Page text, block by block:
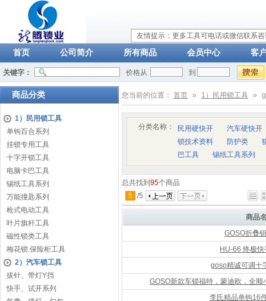
友情提示：更多工具可电话或微信联系
首页 公司简介 所有商品 会员中心 客
关键字： 价格从 到
商品分类
1）民用锁工具
单钩百合系列
挂锁专用工具
十字开锁工具
电脑卡巴工具
锡纸工具系列
万能撞匙系列
枪式电动工具
叶片旗杆工具
磁性锁类工具
梅花锁.保险柜工具
2）汽车锁工具
拔针、带灯Y挡
快手、试开系列
您当前的位置： 首页 » 1）民用锁工具 »
分类名称： 民用硬快开
汽车硬快开
锁技术资料
防护类
巴工具
锡纸工具系列
总共找到 95个商品
5 /5
商品
GOSO折叠
HU-66 终极
goso精诚可调十
GOSO新款车锁福特，蒙迪欧，全
李氏精品单钩16